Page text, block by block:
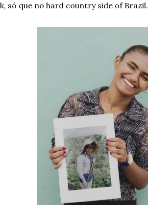
só que no hard country side of Brazil.